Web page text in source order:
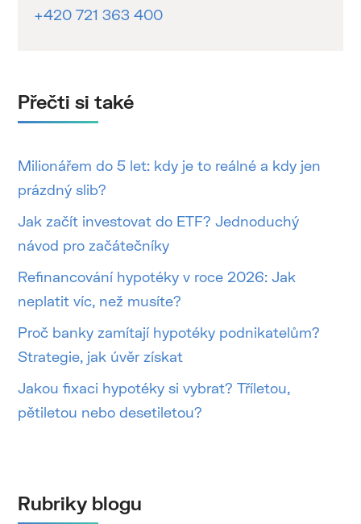
+420 721 363 400
Přečti si také
Milionářem do 5 let: kdy je to reálné a kdy jen
prázdný slib?
Jak začít investovat do ETF? Jednoduchý
návod pro začátečníky
Refinancování hypotéky v roce 2026: Jak
neplatit víc, než musíte?
Proč banky zamítají hypotéky podnikatelům?
Strategie, jak úvěr získat
Jakou fixaci hypotéky si vybrat? Tříletou,
pětiletou nebo desetiletou?
Rubriky blogu